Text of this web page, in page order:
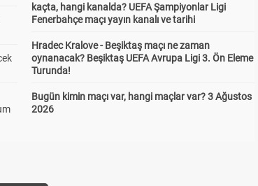
kaçta, hangi kanalda? UEFA Şampiyonlar Ligi
Fenerbahçe maçı yayın kanalı ve tarihi
Hradec Kralove - Beşiktaş maçı ne zaman
oynanacak? Beşiktaş UEFA Avrupa Ligi 3. Ön Eleme
Turunda!
Bugün kimin maçı var, hangi maçlar var? 3 Ağustos
2026